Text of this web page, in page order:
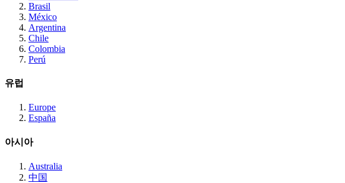
Brasil
México
Argentina
Chile
Colombia
Perú
유럽
Europe
España
아시아
Australia
中国